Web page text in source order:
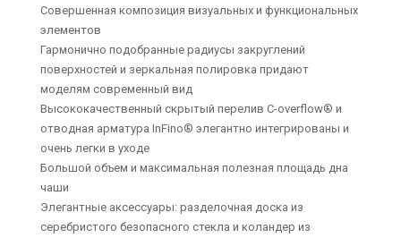
Совершенная композиция визуальных и функциональных
элементов
Гармонично подобранные радиусы закруглений
поверхностей и зеркальная полировка придают
моделям современный вид
Высококачественный скрытый перелив C-overflow® и
отводная арматура InFino® элегантно интегрированы и
очень легки в уходе
Большой объем и максимальная полезная площадь дна
чаши
Элегантные аксессуары: разделочная доска из
серебристого безопасного стекла и коландер из